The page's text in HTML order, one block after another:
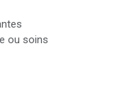
ou soins